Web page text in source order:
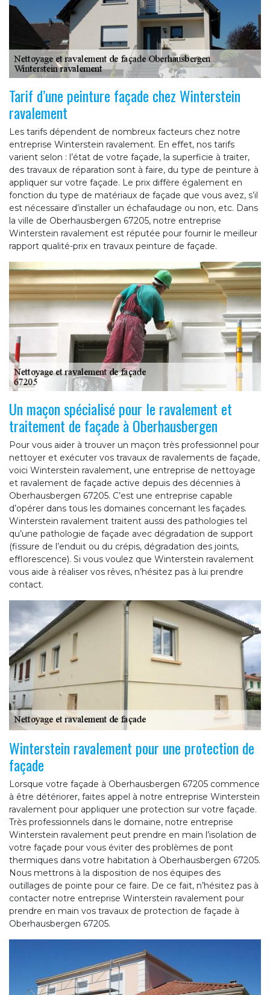
Tarif d’une peinture façade chez Winterstein
ravalement
Les tarifs dépendent de nombreux facteurs chez notre
entreprise Winterstein ravalement. En effet, nos tarifs
varient selon : l’état de votre façade, la superficie à traiter,
des travaux de réparation sont à faire, du type de peinture à
appliquer sur votre façade. Le prix diffère également en
fonction du type de matériaux de façade que vous avez, s’il
est nécessaire d’installer un échafaudage ou non, etc. Dans
la ville de Oberhausbergen 67205, notre entreprise
Winterstein ravalement est réputée pour fournir le meilleur
rapport qualité-prix en travaux peinture de façade.
Un maçon spécialisé pour le ravalement et
traitement de façade à Oberhausbergen
Pour vous aider à trouver un maçon très professionnel pour
nettoyer et exécuter vos travaux de ravalements de façade,
voici Winterstein ravalement, une entreprise de nettoyage
et ravalement de façade active depuis des décennies à
Oberhausbergen 67205. C’est une entreprise capable
d’opérer dans tous les domaines concernant les façades.
Winterstein ravalement traitent aussi des pathologies tel
qu’une pathologie de façade avec dégradation de support
(fissure de l’enduit ou du crépis, dégradation des joints,
efflorescence). Si vous voulez que Winterstein ravalement
vous aide à réaliser vos rêves, n’hésitez pas à lui prendre
contact.
Winterstein ravalement pour une protection de
façade
Lorsque votre façade à Oberhausbergen 67205 commence
à être détériorer, faites appel à notre entreprise Winterstein
ravalement pour appliquer une protection sur votre façade.
Très professionnels dans le domaine, notre entreprise
Winterstein ravalement peut prendre en main l’isolation de
votre façade pour vous éviter des problèmes de pont
thermiques dans votre habitation à Oberhausbergen 67205.
Nous mettrons à la disposition de nos équipes des
outillages de pointe pour ce faire. De ce fait, n’hésitez pas à
contacter notre entreprise Winterstein ravalement pour
prendre en main vos travaux de protection de façade à
Oberhausbergen 67205.